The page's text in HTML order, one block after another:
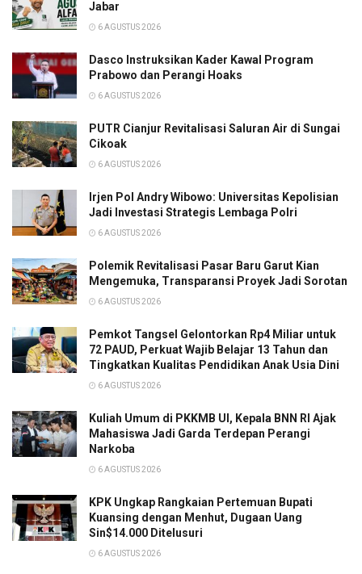
Jabar
6 AGUSTUS 2026
Dasco Instruksikan Kader Kawal Program
Prabowo dan Perangi Hoaks
6 AGUSTUS 2026
PUTR Cianjur Revitalisasi Saluran Air di Sungai
Cikoak
6 AGUSTUS 2026
Irjen Pol Andry Wibowo: Universitas Kepolisian
Jadi Investasi Strategis Lembaga Polri
6 AGUSTUS 2026
Polemik Revitalisasi Pasar Baru Garut Kian
Mengemuka, Transparansi Proyek Jadi Sorotan
6 AGUSTUS 2026
Pemkot Tangsel Gelontorkan Rp4 Miliar untuk
72 PAUD, Perkuat Wajib Belajar 13 Tahun dan
Tingkatkan Kualitas Pendidikan Anak Usia Dini
6 AGUSTUS 2026
Kuliah Umum di PKKMB UI, Kepala BNN RI Ajak
Mahasiswa Jadi Garda Terdepan Perangi
Narkoba
6 AGUSTUS 2026
KPK Ungkap Rangkaian Pertemuan Bupati
Kuansing dengan Menhut, Dugaan Uang
Sin$14.000 Ditelusuri
6 AGUSTUS 2026